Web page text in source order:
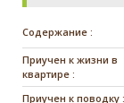
Содержание :
Приучен к жизни в
квартире :
Приучен к поводку :